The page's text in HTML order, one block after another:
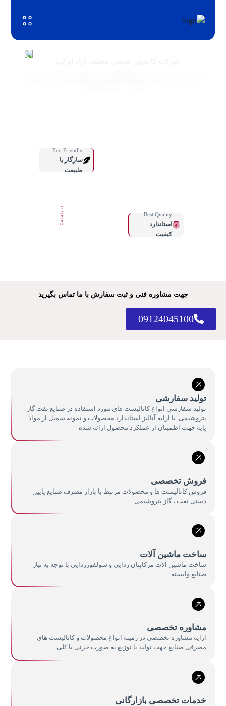
Eco Friendly
سازگار با
طبیعت
Best Quality
استاندارد
کیفیت
Catalyst
جهت مشاوره فنی و ثبت سفارش با ما تماس بگیرید
09124045100
تولید سفارشی
تولید سفارشی انواع کاتالیست های مورد استفاده در صنایع نفت گاز
پتروشیمی. با ارایه آنالیز استاندارد محصولات و نمونه سمپل از مواد
پایه جهت اطمینان از عملکرد محصول ارائه شده
فروش تخصصی
فروش کاتالیست ها و محصولات مرتبط با بازار مصرف صنایع پایین
دستی نفت ، گاز پتروشیمی
ساخت ماشین آلات
ساخت ماشین آلات مرکاپتان زدایی و سولفورزدایی با توجه به نیاز
صنایع وابسته
مشاوره تخصصی
ارايه مشاوره تخصصی در زمینه انواع محصولات و کاتالیست های
مصرفی صنایع جهت تولید یا توزیع به صورت جزئی یا کلی
خدمات تخصصی بازارگانی